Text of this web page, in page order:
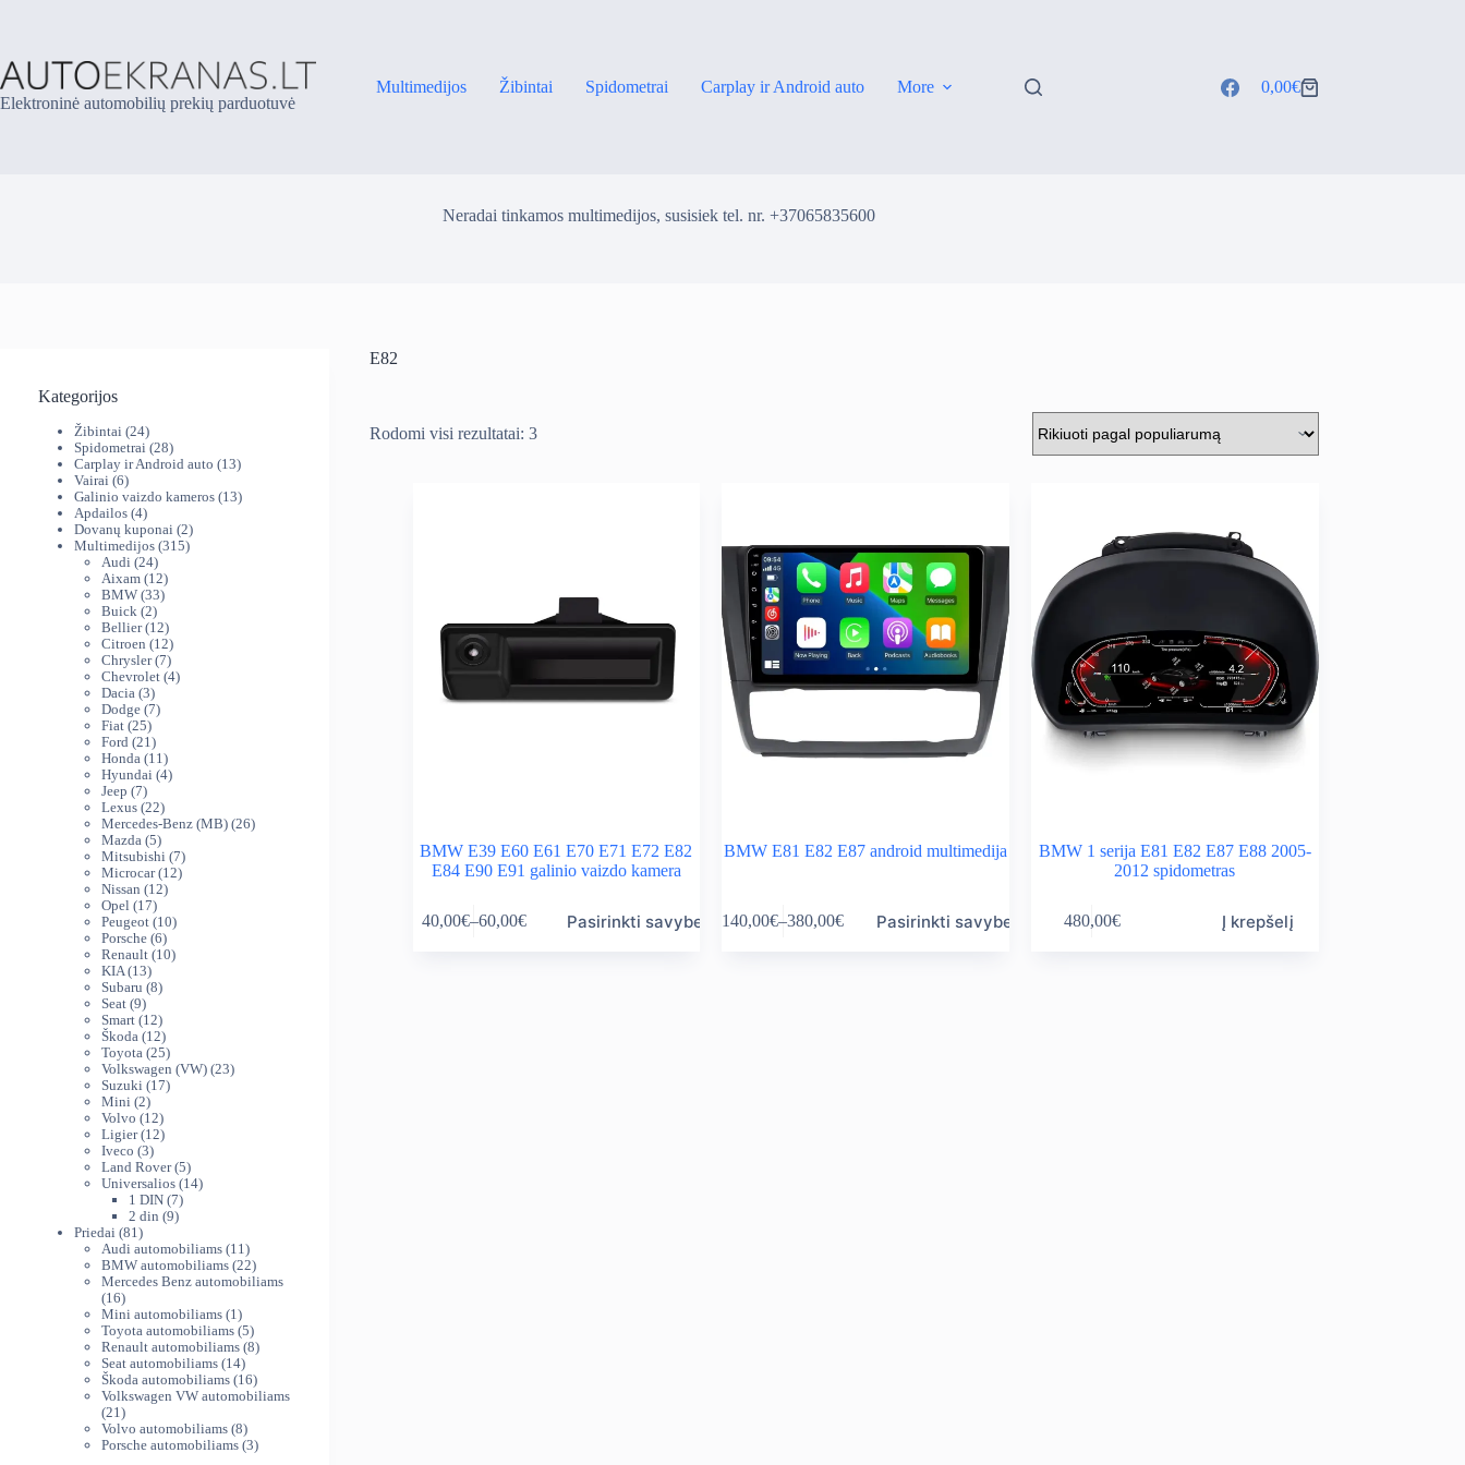
Elektroninė automobilių prekių parduotuvė
Multimedijos Žibintai Spidometrai Carplay ir Android auto More
Shopping
0,00€
Neradai tinkamos multimedijos, susisiek tel. nr. +37065835600
E82
Rodomi visi rezultatai: 3
BMW E39 E60 E61 E70 E71 E72 E82
E84 E90 E91 galinio vaizdo kamera
40,00€–60,00€
Price
Pasirinkti savybes
product
BMW E81 E82 E87 android multimedija
140,00€–380,00€
Price
Pasirinkti savybes
product
BMW 1 serija E81 E82 E87 E88 2005-
2012 spidometras
480,00€ Į krepšelį
Kategorijos
Žibintai 2424
produktai
Spidometrai 2828
produktai
Carplay ir Android auto 1313
Vairai 66
produktai
Galinio vaizdo kameros 1313
Apdailos 44
produktai
Dovanų kuponai 22
produktai
Multimedijos 315315
Audi 2424
produktai
Aixam 1212
produktų
BMW 3333
Buick 22
produktai
Bellier 1212
produktų
Citroen 1212
produktų
Chrysler 77
produktai
Chevrolet 44
Dacia 33
produktai
Dodge 77
Fiat 2525
produktai
Ford 21 21
produktas
Honda 11 11
produktų
Hyundai 44
Jeep 77
produktai
Lexus 2222
produktai
Mercedes-Benz (MB) 2626
Mazda 55
produktai
Mitsubishi 77
produktai
Microcar 1212
Nissan 1212
Opel 1717
produktų
Peugeot 1010
Porsche 66
produktai
Renault 1010
KIA 1313
produktų
Subaru 88
Seat 99
produktai
Smart 1212
produktų
Škoda 1212
produktų
Toyota 2525
produktai
Volkswagen (VW) 2323
Suzuki 1717
Mini 22
produktai
Volvo 1212
produktų
Ligier 1212
Iveco 33
produktai
Land Rover 55
produktai
Universalios 1414
1 DIN 77
produktai
2 din 99
Priedai 81 81
produktas
Audi automobiliams 11 11
produktų
BMW automobiliams 2222
produktai
Mercedes Benz automobiliams
1616
produktų
Mini automobiliams 1 1
produktas
Toyota automobiliams 55
produktai
Renault automobiliams 88
Seat automobiliams 1414
produktų
Škoda automobiliams 1616
produktų
Volkswagen VW automobiliams
21 21
produktas
Volvo automobiliams 88
produktai
Porsche automobiliams 33